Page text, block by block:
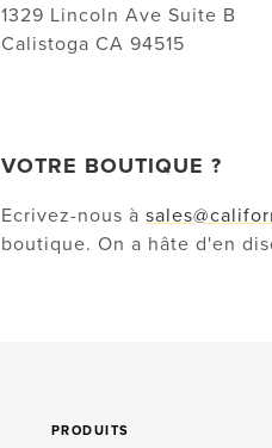
1329 Lincoln Ave Suite B
Calistoga CA 94515
VOTRE BOUTIQUE ?
Ecrivez-nous à
boutique. On a hâte d'en
PRODUITS